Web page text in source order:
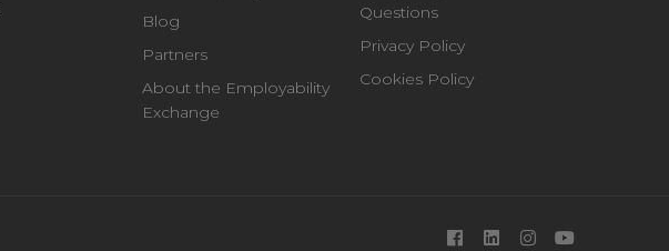
Blog
Partners
About the Employability
Exchange
Questions
Privacy Policy
Cookies Policy